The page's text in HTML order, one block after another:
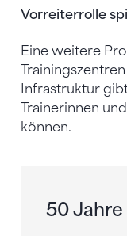
Vorreiterrolle
Eine weitere
Infrastruktur
Trainerinnen
können.
50